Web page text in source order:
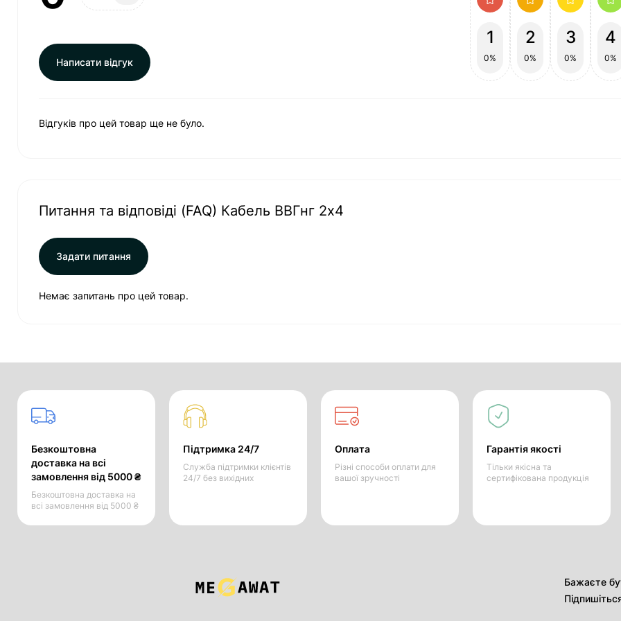
Написати відгук
1
0%
2
0%
3
0%
4
0%
Відгуків про цей товар ще не було.
Питання та відповіді (FAQ) Кабель ВВГнг 2х4
Задати питання
Немає запитань про цей товар.
Безкоштовна
доставка на всі
замовлення від 5000 ₴
Безкоштовна доставка на
всі замовлення від 5000 ₴
Підтримка 24/7
Служба підтримки клієнтів
24/7 без вихідних
Оплата
Різні способи оплати для
вашої зручності
Гарантія якості
Тільки якісна та
сертифікована продукція
Бажаєте